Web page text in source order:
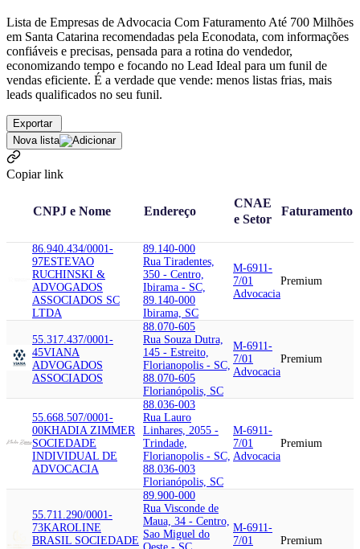
Lista de Empresas de Advocacia Com Faturamento Até 700 Milhões
em Santa Catarina recomendadas pela Econodata, com informações
confiáveis e precisas, pensada para a rotina do vendedor,
economizando tempo e focando no Lead Ideal para um funil de
vendas eficiente. É a verdade que vende: menos listas frias, mais
leads qualificados no seu funil.
Exportar
Nova lista
Copiar link
CNPJ e Nome Endereço
CNAE
e Setor
Faturamento
86.940.434/0001-
97ESTEVAO
RUCHINSKI &
ADVOGADOS
ASSOCIADOS SC
LTDA
89.140-000
Rua Tiradentes,
350 - Centro,
Ibirama - SC,
89.140-000
Ibirama, SC
M-6911-
7/01
Advocacia
Premium
55.317.437/0001-
45VIANA
ADVOGADOS
ASSOCIADOS
88.070-605
Rua Souza Dutra,
145 - Estreito,
Florianopolis - SC,
88.070-605
Florianópolis, SC
M-6911-
7/01
Advocacia
Premium
55.668.507/0001-
00KHADIA ZIMMER
SOCIEDADE
INDIVIDUAL DE
ADVOCACIA
88.036-003
Rua Lauro
Linhares, 2055 -
Trindade,
Florianopolis - SC,
88.036-003
Florianópolis, SC
M-6911-
7/01
Advocacia
Premium
55.711.290/0001-
73KAROLINE
BRASIL SOCIEDADE
89.900-000
Rua Visconde de
Maua, 34 - Centro,
Sao Miguel do
M-6911-
7/01
Premium